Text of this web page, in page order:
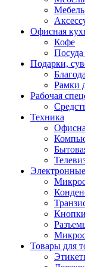
Офисная
Кофе
Посуда
Подарки,
Рамки
Рабочая
Техника
Товары для